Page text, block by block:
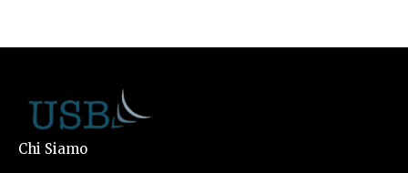
Chi Siamo